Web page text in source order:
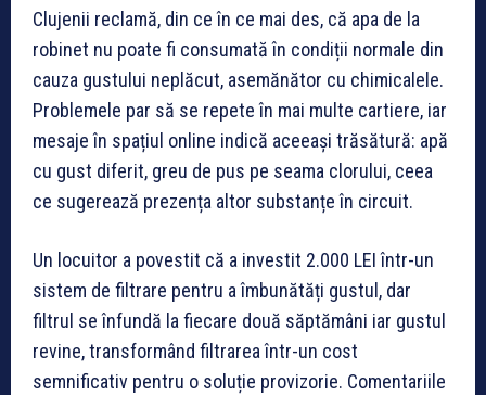
Clujenii reclamă, din ce în ce mai des, că apa de la
robinet nu poate fi consumată în condiții normale din
cauza gustului neplăcut, asemănător cu chimicalele.
Problemele par să se repete în mai multe cartiere, iar
mesaje în spațiul online indică aceeași trăsătură: apă
cu gust diferit, greu de pus pe seama clorului, ceea
ce sugerează prezența altor substanțe în circuit.
Un locuitor a povestit că a investit 2.000 LEI într-un
sistem de filtrare pentru a îmbunătăți gustul, dar
filtrul se înfundă la fiecare două săptămâni iar gustul
revine, transformând filtrarea într-un cost
semnificativ pentru o soluție provizorie. Comentariile